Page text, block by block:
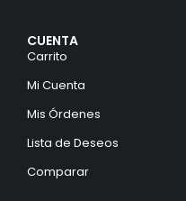
CUENTA
Carrito
Mi Cuenta
Mis Órdenes
Lista de Deseos
Comparar